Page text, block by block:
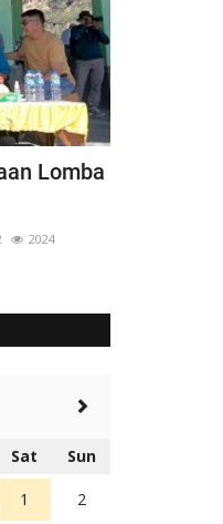
Lomba
2024
Sat Sun
1 2